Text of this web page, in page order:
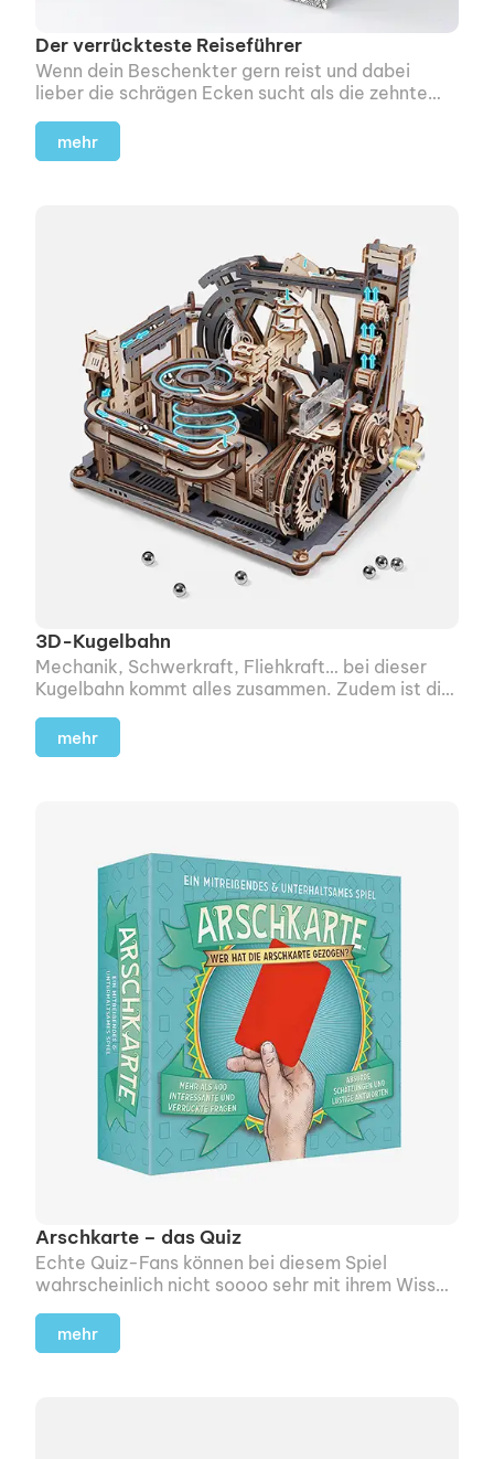
Der verrückteste Reiseführer
Wenn dein Beschenkter gern reist und dabei
lieber die schrägen Ecken sucht als die zehnte
ist das hier ein schönes Geschenk.
mehr
3D-Kugelbahn
Mechanik, Schwerkraft, Fliehkraft… bei dieser
Kugelbahn kommt alles zusammen. Zudem ist die
Strom funktioniert.
mehr
Arschkarte – das Quiz
Echte Quiz-Fans können bei diesem Spiel
wahrscheinlich nicht soooo sehr mit ihrem Wissen
mehr